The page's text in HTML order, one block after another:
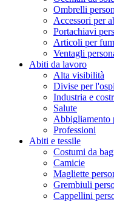
Ombrelli
Accessori per
Portachiavi
Articoli per
Ventagli
Abiti da lavoro
Alta visibilità
Divise per
Industria e
Salute
Abbigliamento
Professioni
Abiti e tessile
Costumi da
Camicie
Magliette
Grembiuli
Cappellini